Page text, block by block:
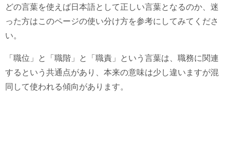
どの言葉を使えば日本語として正しい言葉となるのか、迷
った方はこのページの使い分け方を参考にしてみてくださ
い。
「職位」と「職階」と「職責」という言葉は、職務に関連
するという共通点があり、本来の意味は少し違いますが混
同して使われる傾向があります。